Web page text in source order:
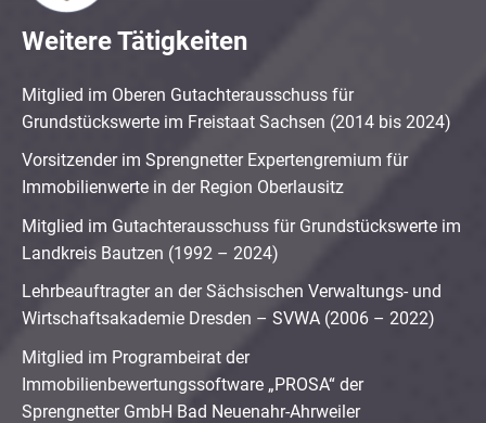
Weitere Tätigkeiten
Mitglied im Oberen Gutachterausschuss für
Grundstückswerte im Freistaat Sachsen (2014 bis 2024)
Vorsitzender im Sprengnetter Expertengremium für
Immobilienwerte in der Region Oberlausitz
Mitglied im Gutachterausschuss für Grundstückswerte im
Landkreis Bautzen (1992 – 2024)
Lehrbeauftragter an der Sächsischen Verwaltungs- und
Wirtschaftsakademie Dresden – SVWA (2006 – 2022)
Mitglied im Programbeirat der
Immobilienbewertungssoftware „PROSA“ der
Sprengnetter GmbH Bad Neuenahr-Ahrweiler